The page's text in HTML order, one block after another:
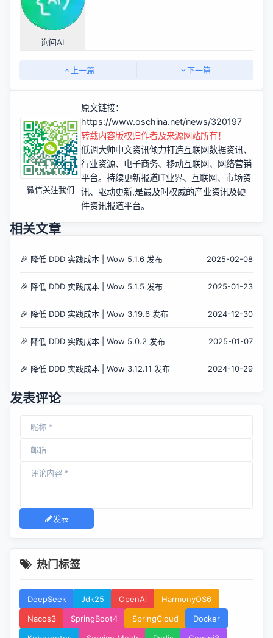
询问AI
上一篇 下一篇
微信关注我们
原文链接：
https://www.oschina.net/news/320197
转载内容版权归作者及来源网站所有！
低调大师中文资讯倾力打造互联网数据资讯、
行业资源、电子商务、移动互联网、网络营销
平台。持续更新报道IT业界、互联网、市场资
讯、驱动更新,是最及时权威的产业资讯及硬
件资讯报道平台。
相关文章
🎉 降低 DDD 实践成本 | Wow 5.1.6 发布 2025-02-08
🎉 降低 DDD 实践成本 | Wow 5.1.5 发布 2025-01-23
🎉 降低 DDD 实践成本 | Wow 3.19.6 发布 2024-12-30
🎉 降低 DDD 实践成本 | Wow 5.0.2 发布 2025-01-07
🎉 降低 DDD 实践成本 | Wow 3.12.11 发布 2024-10-29
发表评论
发表
热门标签
DeepSeek Jdk25 OpenAi
HarmonyOS6
Nacos3
SpringBoot4 SpringCloud
Docker